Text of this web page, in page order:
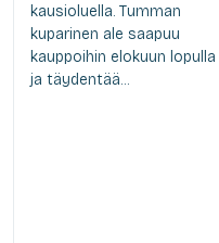
kausioluella. Tumman
kuparinen ale saapuu
kauppoihin elokuun lopulla
ja täydentää...